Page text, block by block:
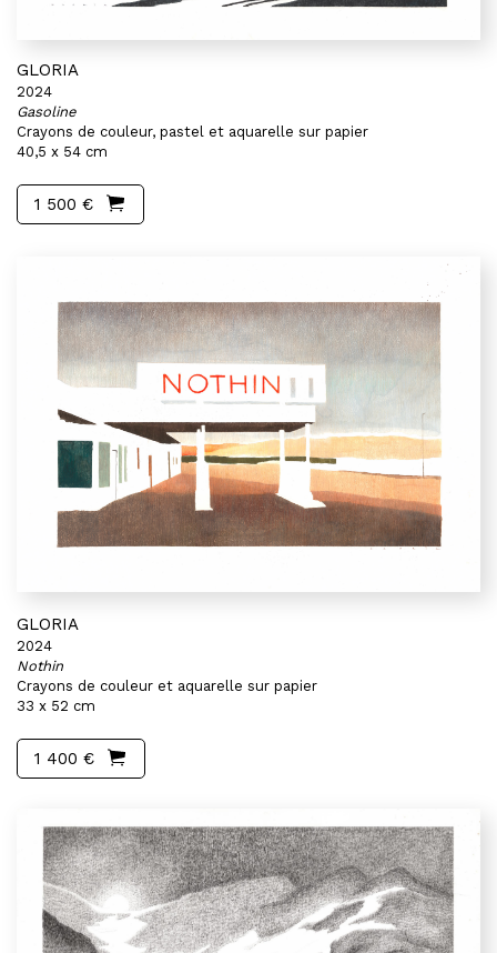
GLORIA
2024
Gasoline
Crayons de couleur, pastel et aquarelle sur papier
40,5 x 54 cm
1 500 €
GLORIA
2024
Nothin
Crayons de couleur et aquarelle sur papier
33 x 52 cm
1 400 €